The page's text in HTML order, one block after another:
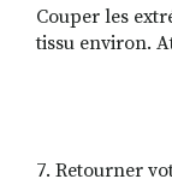
Couper les
tissu environ.
7. Retourner